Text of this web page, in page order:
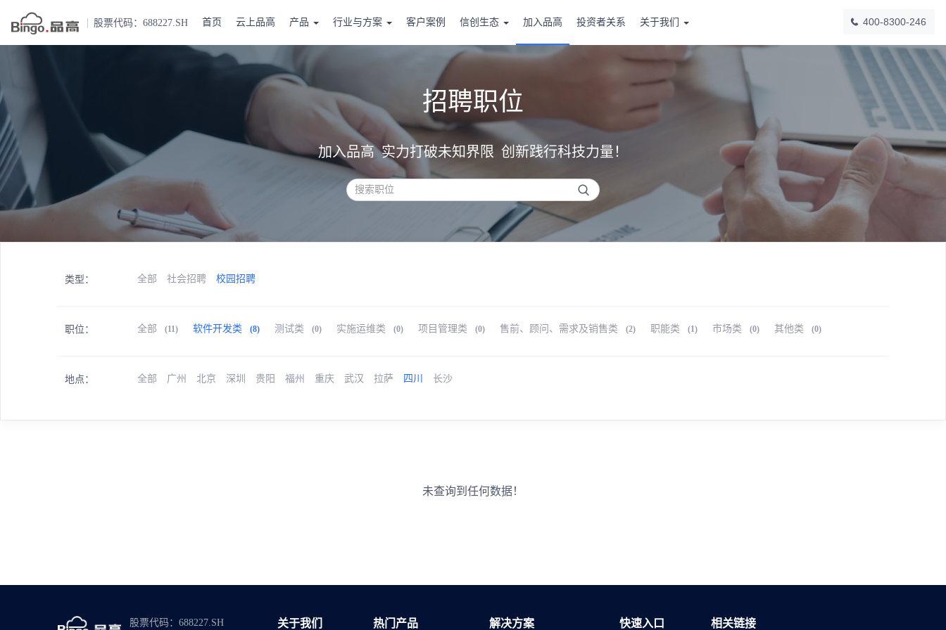
股票代码：688227.SH 首页 云上品高 产品 行业与方案 客户案例 信创生态 加入品高 投资者关系 关于我们 400-8300-246
招聘职位
加入品高 实力打破未知界限 创新践行科技力量！
类型 全部 社会招聘 校园招聘
职位 全部 (11) 软件开发类 (8) 测试类 (0) 实施运维类 (0) 项目管理类 (0) 售前、顾问、需求及销售类 (2) 职能类 (1) 市场类 (0) 其他类 (0)
地点 全部 广州 北京 深圳 贵阳 福州 重庆 武汉 拉萨 四川 长沙
未查询到任何数据！
股票代码：688227.SH 关于我们 热门产品 解决方案 快速入口 相关链接